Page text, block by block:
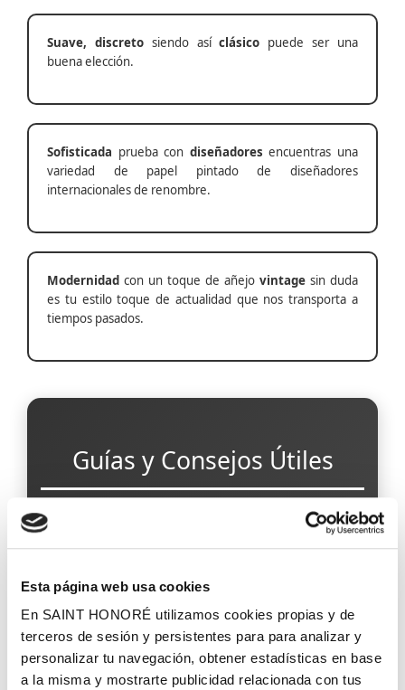
Esta página web usa cookies
En SAINT HONORÉ utilizamos cookies propias y de
terceros de sesión y persistentes para para analizar y
personalizar tu navegación, obtener estadísticas en base
a la misma y mostrarte publicidad relacionada con tus
Suave, discretosiendo asíclásico puede ser una
buena elección.
Sofisticada prueba con diseñadores encuentras una
variedad de papel pintado de diseñadores
internacionales de renombre.
Modernidad con un toque de añejo vintage sin duda
es tu estilo toque de actualidad que nos transporta a
tiempos pasados.
Guías y Consejos Útiles
Papel Pintado para Pasillos Estrechos
Papel Pintado Antihumedad